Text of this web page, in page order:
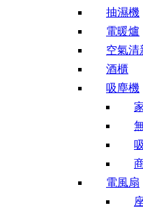
抽濕機
電暖爐
空氣清
酒櫃
吸塵機
電風扇